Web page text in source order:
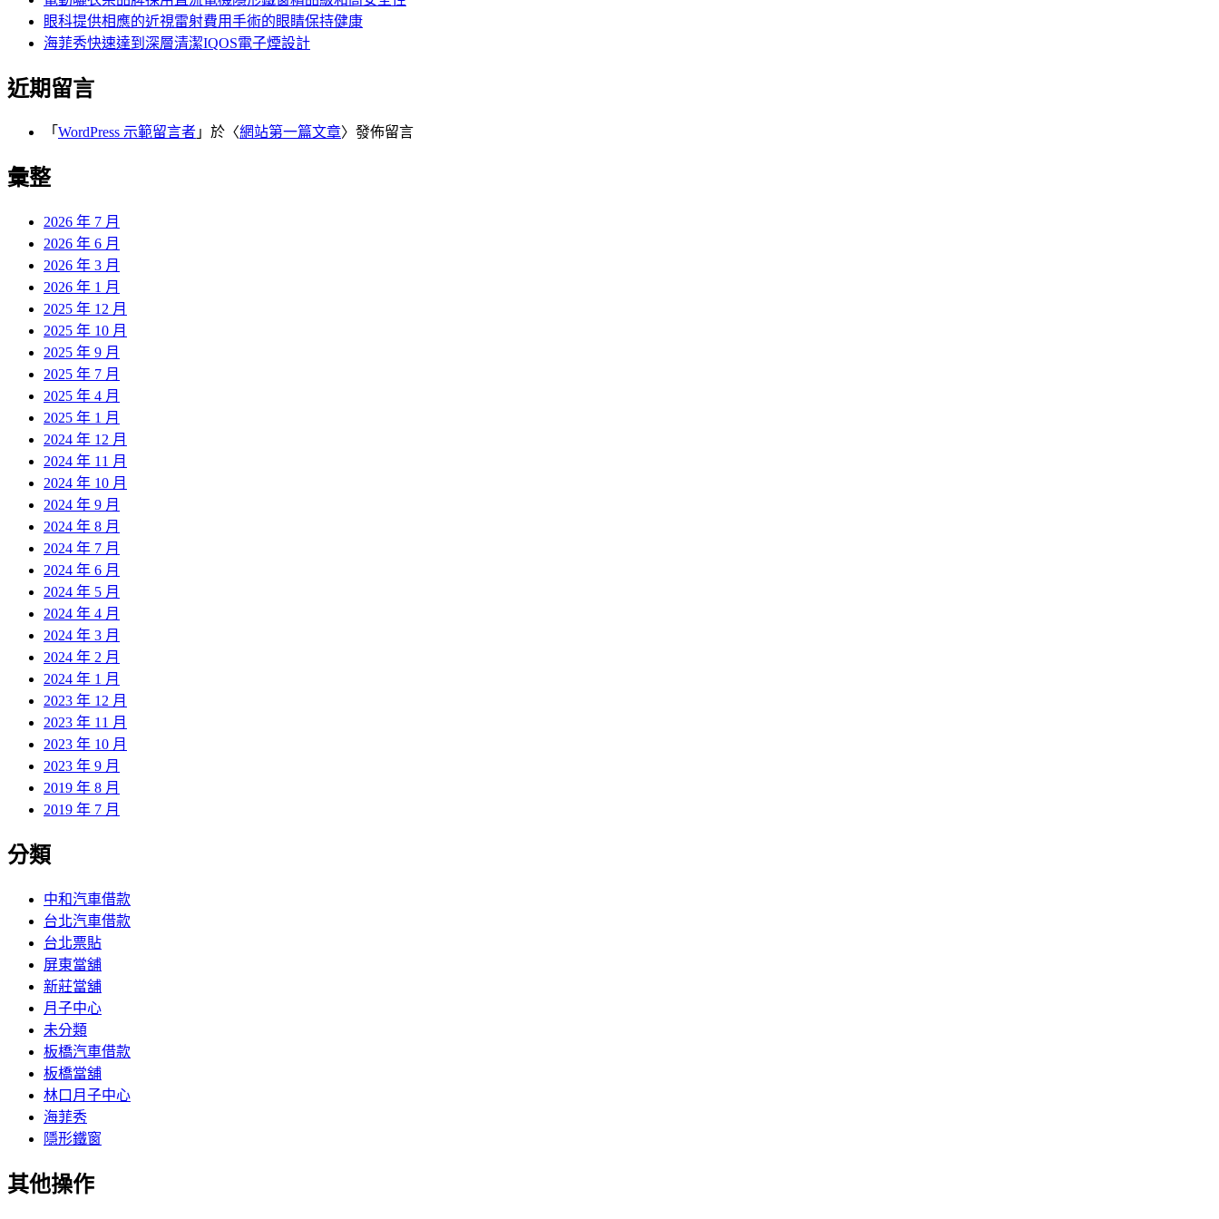
眼科提供相應的近視雷射費用手術的眼睛保持健康
海菲秀快速達到深層清潔IQOS電子煙設計
近期留言
「 WordPress 示範留言者 」於〈網站第一篇文章〉發佈留言
彙整
2026 年 7 月
2026 年 6 月
2026 年 3 月
2026 年 1 月
2025 年 12 月
2025 年 10 月
2025 年 9 月
2025 年 7 月
2025 年 4 月
2025 年 1 月
2024 年 12 月
2024 年 11 月
2024 年 10 月
2024 年 9 月
2024 年 8 月
2024 年 7 月
2024 年 6 月
2024 年 5 月
2024 年 4 月
2024 年 3 月
2024 年 2 月
2024 年 1 月
2023 年 12 月
2023 年 11 月
2023 年 10 月
2023 年 9 月
2019 年 8 月
2019 年 7 月
分類
中和汽車借款
台北汽車借款
台北票貼
屏東當舖
新莊當舖
月子中心
未分類
板橋汽車借款
板橋當舖
林口月子中心
海菲秀
隱形鐵窗
其他操作